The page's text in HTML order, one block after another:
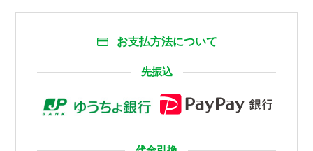
お支払方法について
先振込